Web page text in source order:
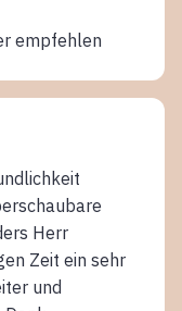
empfehlen
Herr
Zeit ein sehr
und